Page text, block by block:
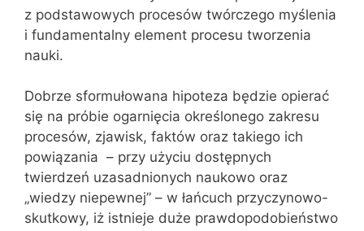
z podstawowych procesów twórczego myślenia
i fundamentalny element procesu tworzenia
nauki.
Dobrze sformułowana hipoteza będzie opierać
się na próbie ogarnięcia określonego zakresu
procesów, zjawisk, faktów oraz takiego ich
powiązania – przy użyciu dostępnych
twierdzeń uzasadnionych naukowo oraz
„wiedzy niepewnej” – w łańcuch przyczynowo-
skutkowy, iż istnieje duże prawdopodobieństwo